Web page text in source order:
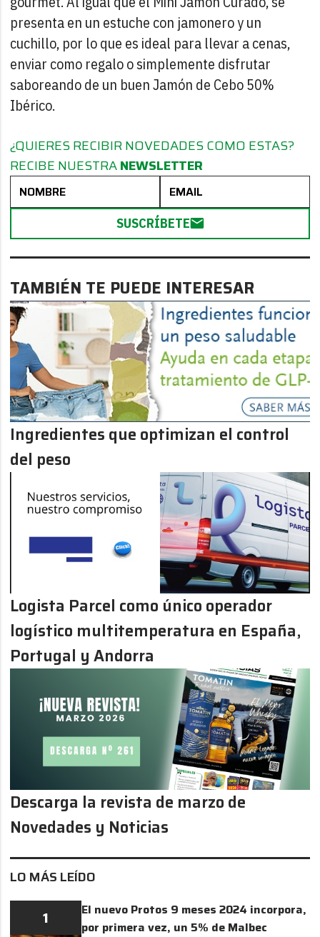
LO MÁS LEÍDO
1
El nuevo Protos 9 meses 2024 incorpora,
por primera vez, un 5% de Malbec
presenta en un estuche con jamonero y un
cuchillo, por lo que es ideal para llevar a cenas,
enviar como regalo o simplemente disfrutar
saboreando de un buen Jamón de Cebo 50%
Ibérico.
¿QUIERES RECIBIR NOVEDADES COMO ESTAS?
RECIBE NUESTRANEWSLETTER
SUSCRÍBETE
TAMBIÉN TE PUEDE INTERESAR
Ingredientes que optimizan el control
del peso
Logista Parcel como único operador
logístico multitemperatura en España,
Portugal y Andorra
Descarga la revista de marzo de
Novedades y Noticias